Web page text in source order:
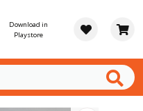
Download in
Playstore